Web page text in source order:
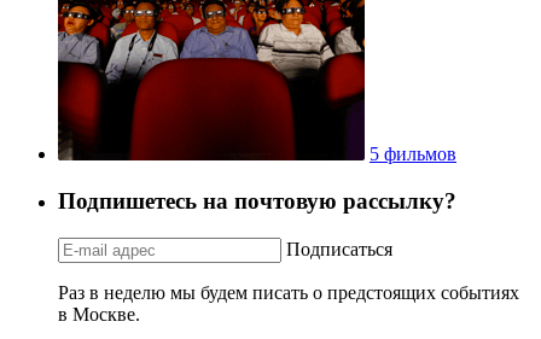
5 фильмов
Подпишетесь на почтовую рассылку?
Подписаться
Раз в неделю мы будем писать о предстоящих событиях
в Москве.